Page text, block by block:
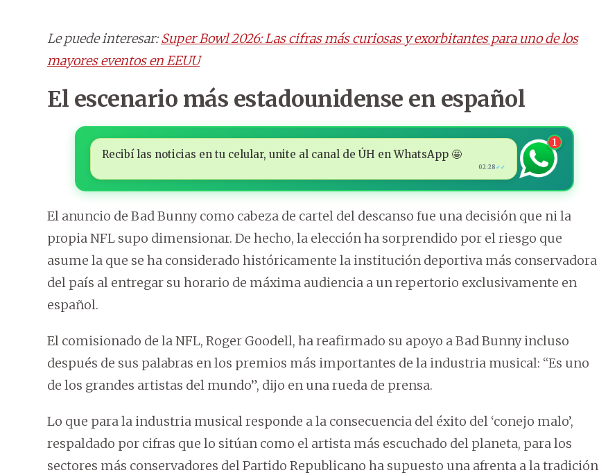
Le puede interesar:Super Bowl 2026: Las cifras más curiosas y exorbitantes para uno de los
mayores eventos en EEUU
El escenario más estadounidense en español
Recibí las noticias en tu celular, unite al canal de ÚH en WhatsApp 🤩
02:28 ✓✓
1
El anuncio de Bad Bunny como cabeza de cartel del descanso fue una decisión que ni la
propia NFL supo dimensionar. De hecho, la elección ha sorprendido por el riesgo que
asume la que se ha considerado históricamente la institución deportiva más conservadora
del país al entregar su horario de máxima audiencia a un repertorio exclusivamente en
español.
El comisionado de la NFL, Roger Goodell, ha reafirmado su apoyo a Bad Bunny incluso
después de sus palabras en los premios más importantes de la industria musical: “Es uno
de los grandes artistas del mundo”, dijo en una rueda de prensa.
Lo que para la industria musical responde a la consecuencia del éxito del ‘conejo malo’,
respaldado por cifras que lo sitúan como el artista más escuchado del planeta, para los
sectores más conservadores del Partido Republicano ha supuesto una afrenta a la tradición